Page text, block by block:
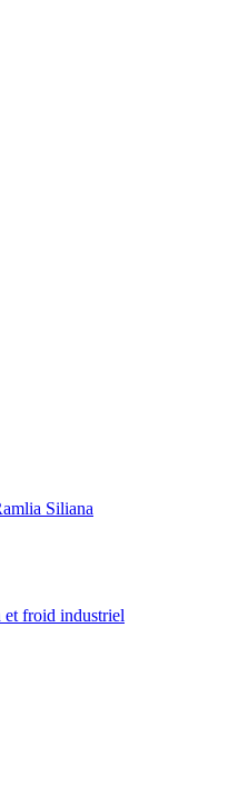
Siliana
et froid industriel